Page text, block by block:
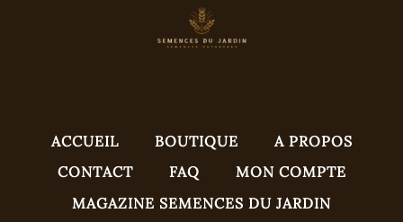
ACCUEIL BOUTIQUE
A PROPOS
CONTACT
FAQ
MON COMPTE
MAGAZINE SEMENCES DU JARDIN